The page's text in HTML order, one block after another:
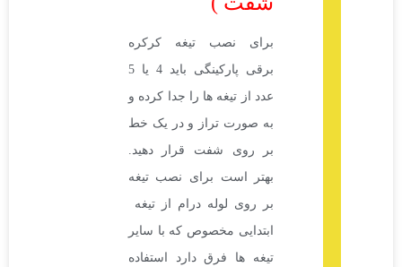
برای نصب تیغه کرکره
برقی پارکینگی باید 4 یا 5
عدد از تیغه ها را جدا کرده و
به صورت تراز و در یک خط
بر روی شفت قرار دهید.
بهتر است برای نصب تیغه
بر روی لوله درام از تیغه
ابتدایی مخصوص که با سایر
تیغه ها فرق دارد استفاده